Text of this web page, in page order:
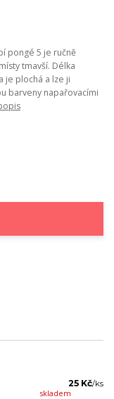
pongé 5 je ručně
tmavší. Délka
je plochá a lze ji
barveny napařovacími
25 Kč/ks
skladem